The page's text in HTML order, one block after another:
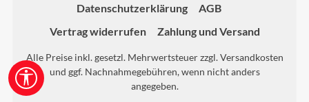
Datenschutzerklärung
AGB
Vertrag widerrufen
Zahlung und Versand
Alle Preise inkl. gesetzl. Mehrwertsteuer zzgl.Versandkosten
und ggf. Nachnahmegebühren, wenn nicht anders
angegeben.
Werkzeugleiste anzeigen